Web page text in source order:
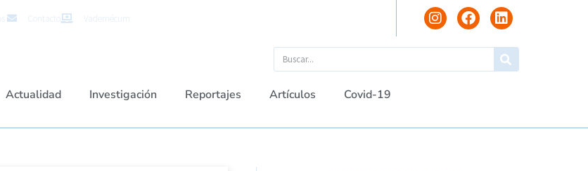
Contacto Vademécum
Actualidad Investigación Reportajes Artículos Covid-19